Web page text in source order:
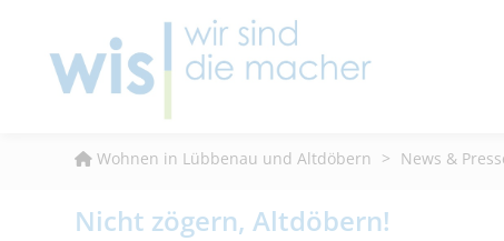
Wohnen in Lübbenau und Altdöbern > News &
Nicht zögern, Altdöbern!